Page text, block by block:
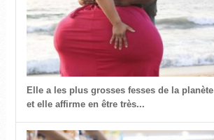
Elle a les plus grosses fesses de la planète
et elle affirme en être très...